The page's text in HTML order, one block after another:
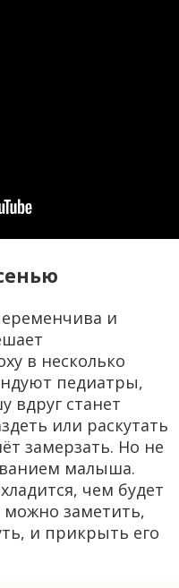
и
в несколько
педиатры,
вдруг станет
или раскутать
замерзать. Но не
малыша.
чем будет
можно заметить,
и прикрыть его